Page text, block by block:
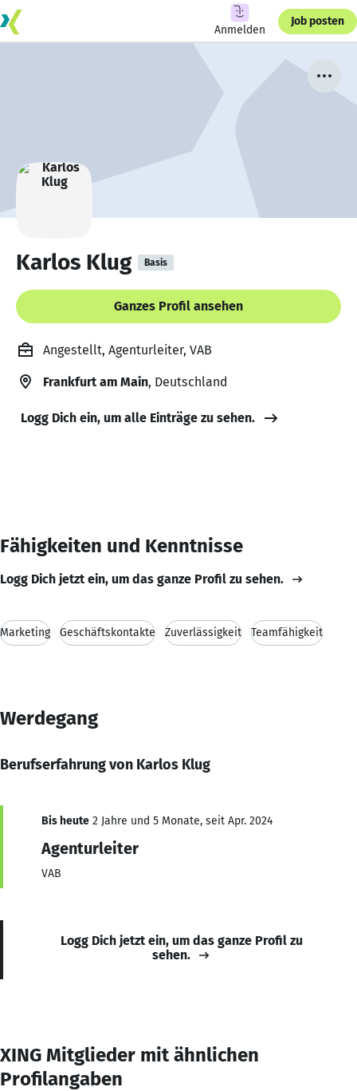
Anmelden
Job posten
Karlos Klug Basis
Ganzes Profil ansehen
Angestellt, Agenturleiter, VAB
Frankfurt am Main, Deutschland
Logg Dich ein, um alle Einträge zu sehen.
Fähigkeiten und Kenntnisse
Logg Dich jetzt ein, um das ganze Profil zu sehen.
Marketing Geschäftskontakte Zuverlässigkeit Teamfähigkeit
Werdegang
Berufserfahrung von Karlos Klug
Bis heute 2 Jahre und 5 Monate, seit Apr. 2024
Agenturleiter
VAB
Logg Dich jetzt ein, um das ganze Profil zu
sehen.
XING Mitglieder mit ähnlichen
Profilangaben